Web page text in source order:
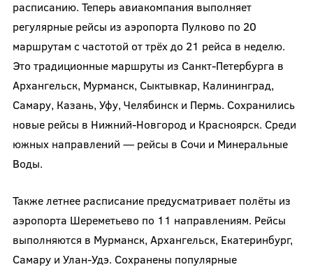
расписанию. Теперь авиакомпания выполняет
регулярные рейсы из аэропорта Пулково по 20
маршрутам с частотой от трёх до 21 рейса в неделю.
Это традиционные маршруты из Санкт-Петербурга в
Архангельск, Мурманск, Сыктывкар, Калининград,
Самару, Казань, Уфу, Челябинск и Пермь. Сохранились
новые рейсы в Нижний-Новгород и Красноярск. Среди
южных направлений — рейсы в Сочи и Минеральные
Воды.
Также летнее расписание предусматривает полёты из
аэропорта Шереметьево по 11 направлениям. Рейсы
выполняются в Мурманск, Архангельск, Екатеринбург,
Самару и Улан-Удэ. Сохранены популярные